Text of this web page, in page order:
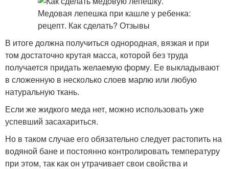
В итоге должна получиться однородная, вязкая и при
том достаточно крутая масса, которой без труда
получается придать желаемую форму. Ее выкладывают
в сложенную в несколько слоев марлю или любую
натуральную ткань.
Если же жидкого меда нет, можно использовать уже
успевший засахариться.
Но в таком случае его обязательно следует растопить на
водяной бане и постоянно контролировать температуру
при этом, так как он утрачивает свои свойства и